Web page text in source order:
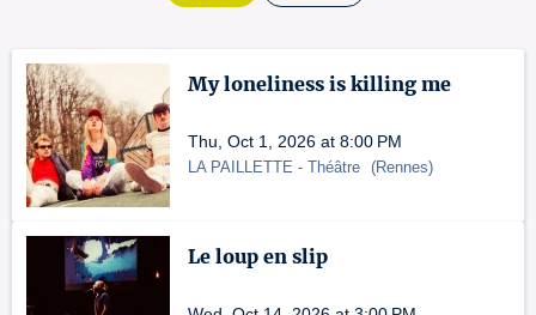
My loneliness is killing me
Thu, Oct 1, 2026 at 8:00 PM
LA PAILLETTE - Théâtre (Rennes)
Le loup en slip